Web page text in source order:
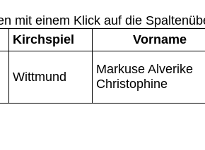
mit einem Klick auf die
Kirchspiel
Vorname
Wittmund
Markuse Alverike
Christophine